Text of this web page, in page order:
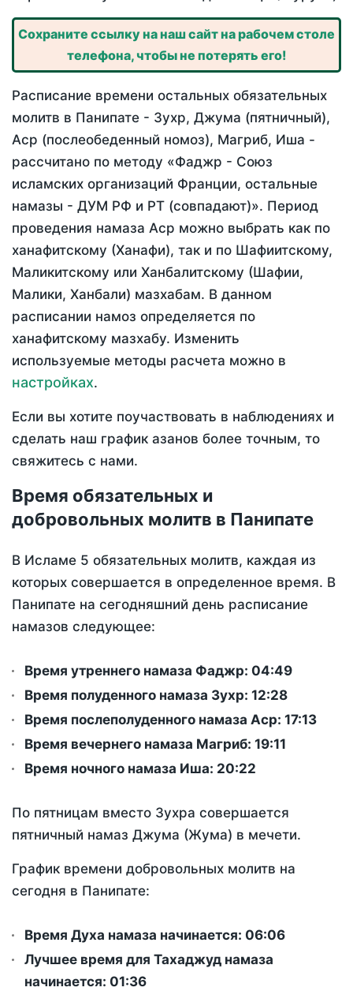
Сохраните ссылку на наш сайт на рабочем столе
телефона, чтобы не потерять его!
Расписание времени остальных обязательных
молитв в Панипате - Зухр, Джума (пятничный),
Аср (послеобеденный номоз), Магриб, Иша -
рассчитано по методу «Фаджр - Союз
исламских организаций Франции, остальные
намазы - ДУМ РФ и РТ (совпадают)». Период
проведения намаза Аср можно выбрать как по
ханафитскому (Ханафи), так и по Шафиитскому,
Маликитскому или Ханбалитскому (Шафии,
Малики, Ханбали) мазхабам. В данном
расписании намоз определяется по
ханафитскому мазхабу. Изменить
используемые методы расчета можно в
настройках.
Если вы хотите поучаствовать в наблюдениях и
сделать наш график азанов более точным, то
свяжитесь с нами.
Время обязательных и
добровольных молитв в Панипате
В Исламе 5 обязательных молитв, каждая из
которых совершается в определенное время. В
Панипате на сегодняшний день расписание
намазов следующее:
Время утреннего намаза Фаджр: 04:49
Время полуденного намаза Зухр: 12:28
Время послеполуденного намаза Аср: 17:13
Время вечернего намаза Магриб: 19:11
Время ночного намаза Иша: 20:22
По пятницам вместо Зухра совершается
пятничный намаз Джума (Жума) в мечети.
График времени добровольных молитв на
сегодня в Панипате:
Время Духа намаза начинается: 06:06
Лучшее время для Тахаджуд намаза
начинается: 01:36